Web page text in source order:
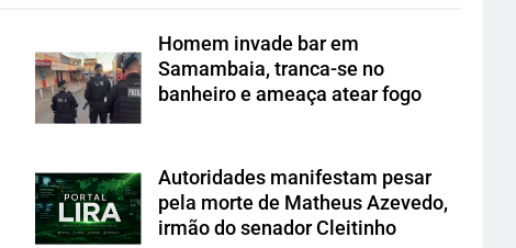
Homem invade bar em
Samambaia, tranca-se no
banheiro e ameaça atear fogo
Autoridades manifestam pesar
pela morte de Matheus Azevedo,
irmão do senador Cleitinho